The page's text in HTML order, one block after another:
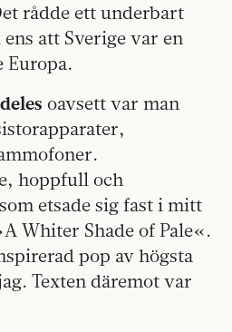
rådde ett underbart
ens att Sverige var en
Europa.
oavsett var man
hoppfull och
etsade sig fast i mitt
Whiter Shade of Pale«.
pop av högsta
Texten däremot var